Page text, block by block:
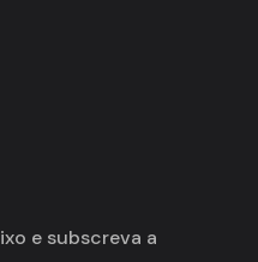
e subscreva a